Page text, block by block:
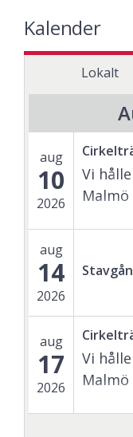
Kalender
Lokalt
aug
10
2026
Vi
aug
14
2026
aug
17
2026
Vi